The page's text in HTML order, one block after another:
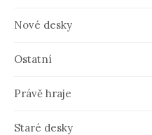
Nové desky
Ostatní
Právě hraje
Staré desky